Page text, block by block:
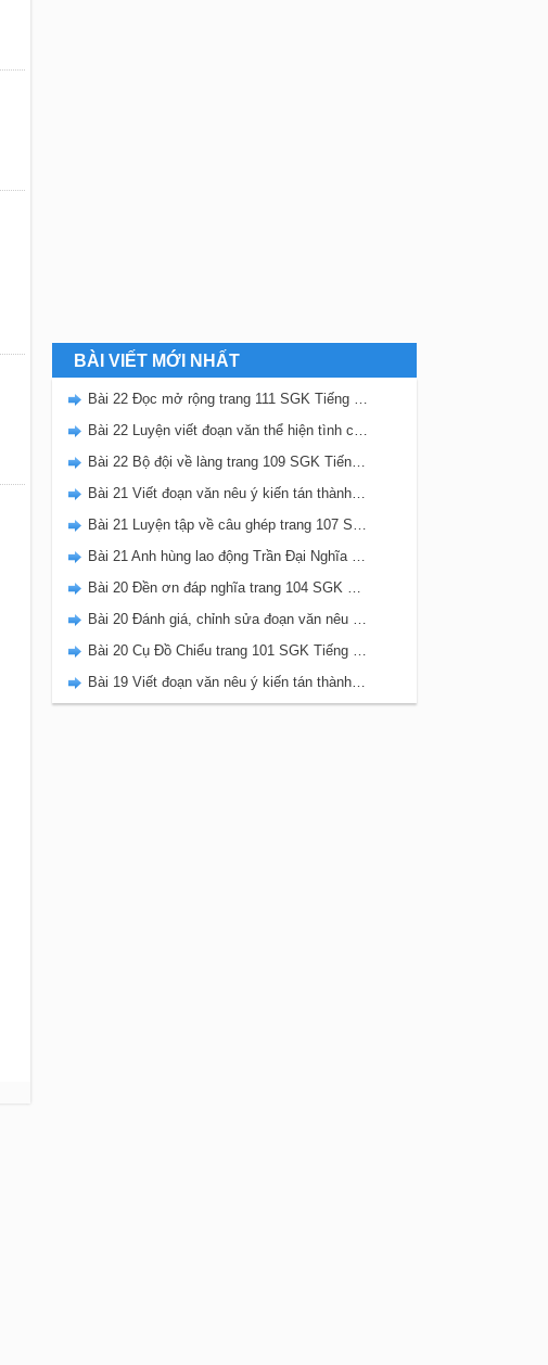
BÀI VIẾT MỚI NHẤT
Bài 22 Đọc mở rộng trang 111 SGK Tiếng Việt 5 Kết nối tri thức tập 2
Bài 22 Luyện viết đoạn văn thể hiện tình cảm, cảm xúc về một sự việc trang 111 SGK Tiếng Việt 5 Kết nối tri thức tập 2
Bài 22 Bộ đội về làng trang 109 SGK Tiếng Việt 5 Kết nối tri thức tập 2
Bài 21 Viết đoạn văn nêu ý kiến tán thành một sự việc, hiện tượng (Bài viết số 2) trang 108 SGK Tiếng Việt 5 Kết nối tri thức tập 2
Bài 21 Luyện tập về câu ghép trang 107 SGK Tiếng Việt 5 Kết nối tri thức tập 2
Bài 21 Anh hùng lao động Trần Đại Nghĩa trang 106 SGK Tiếng Việt 5 Kết nối tri thức tập 2
Bài 20 Đền ơn đáp nghĩa trang 104 SGK Tiếng Việt 5 Kết nối tri thức tập 2
Bài 20 Đánh giá, chỉnh sửa đoạn văn nêu ý kiến tán thành một sự vật, hiện tượng trang 103 SGK Tiếng Việt 5 Kết nối tri thức tập 2
Bài 20 Cụ Đồ Chiểu trang 101 SGK Tiếng Việt 5 Kết nối tri thức tập 2
Bài 19 Viết đoạn văn nêu ý kiến tán thành một sự việc, hiện tượng (Bài viết số 1) trang 100 SGK Tiếng Việt 5 Kết nối tri thức tập 2